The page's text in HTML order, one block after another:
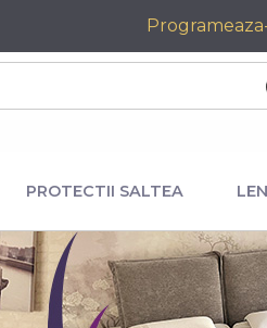
PROTECTII SALTEA